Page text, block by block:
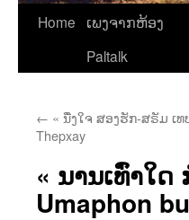
Home
ເພງຈາກຫ້ອງ
Paltalk
← « ນື່ງໃຈ ສອງຮັກ-ສຣັມ ເທ
Thepxay
« ນານເທົ່າໃ
Umaphon